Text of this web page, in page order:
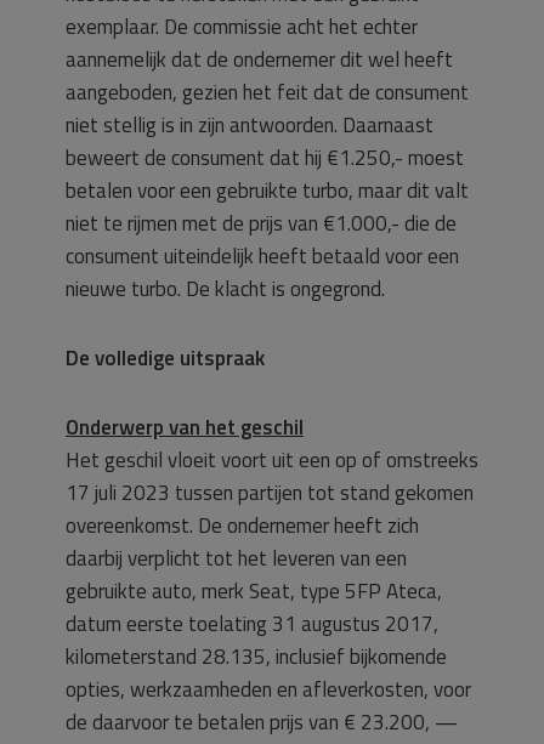
exemplaar. De commissie acht het echter
aannemelijk dat de ondernemer dit wel heeft
aangeboden, gezien het feit dat de consument
niet stellig is in zijn antwoorden. Daarnaast
beweert de consument dat hij €1.250,- moest
betalen voor een gebruikte turbo, maar dit valt
niet te rijmen met de prijs van €1.000,- die de
consument uiteindelijk heeft betaald voor een
nieuwe turbo. De klacht is ongegrond.
De volledige uitspraak
Onderwerp van het geschil
Het geschil vloeit voort uit een op of omstreeks
17 juli 2023 tussen partijen tot stand gekomen
overeenkomst. De ondernemer heeft zich
daarbij verplicht tot het leveren van een
gebruikte auto, merk Seat, type 5FP Ateca,
datum eerste toelating 31 augustus 2017,
kilometerstand 28.135, inclusief bijkomende
opties, werkzaamheden en afleverkosten, voor
de daarvoor te betalen prijs van € 23.200, —